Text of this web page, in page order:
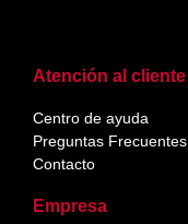
Atención al cliente
Centro de ayuda
Preguntas Frecuentes
Contacto
Empresa